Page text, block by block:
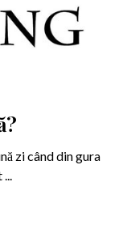
zi când din gura